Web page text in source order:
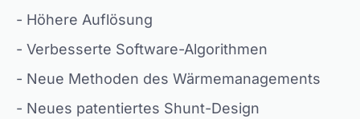
- Höhere Auflösung
- Verbesserte Software-Algorithmen
- Neue Methoden des Wärmemanagements
- Neues patentiertes Shunt-Design